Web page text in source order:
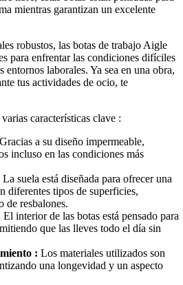
mientras garantizan un excelente
robustos, las botas de trabajo Aigle
para enfrentar las condiciones difíciles
entornos laborales. Ya sea en una obra,
tus actividades de ocio, te
características clave :
Gracias a su diseño impermeable,
incluso en las condiciones más
La suela está diseñada para ofrecer una
diferentes tipos de superficies,
de resbalones.
El interior de las botas está pensado para
que las lleves todo el día sin
: Los materiales utilizados son
una longevidad y un aspecto